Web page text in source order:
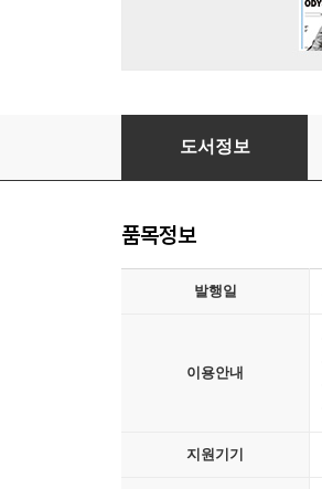
초보자를 위한 사주명리
도서정보
품목정보
발행일
이용안내
지원기기